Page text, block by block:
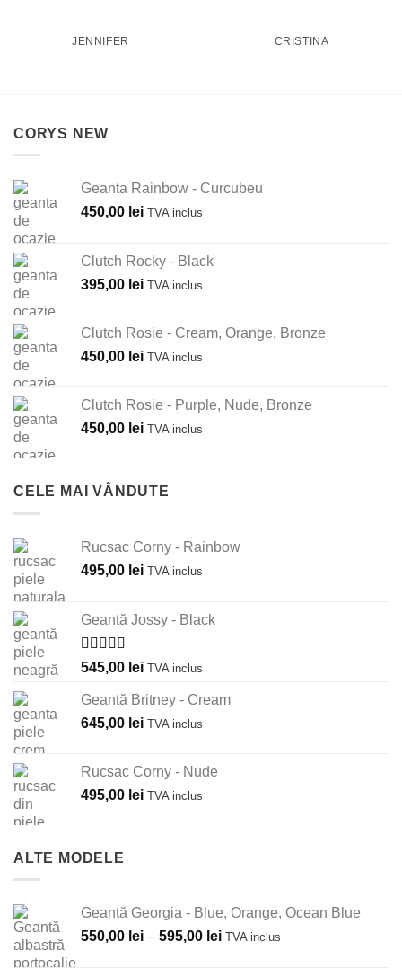
JENNIFER CRISTINA
CORYS NEW
Geanta Rainbow - Curcubeu
450,00 lei TVA inclus
Clutch Rocky - Black
395,00 lei TVA inclus
Clutch Rosie - Cream, Orange, Bronze
450,00 lei TVA inclus
Clutch Rosie - Purple, Nude, Bronze
450,00 lei TVA inclus
CELE MAI VÂNDUTE
Rucsac Corny - Rainbow
495,00 lei TVA inclus
Geantă Jossy - Black
Evaluat la
din 5
545,00 lei TVA inclus
Geantă Britney - Cream
645,00 lei TVA inclus
Rucsac Corny - Nude
495,00 lei TVA inclus
ALTE MODELE
Geantă Georgia - Blue, Orange, Ocean Blue
550,00 lei – 595,00 leiInterval
TVA inclus